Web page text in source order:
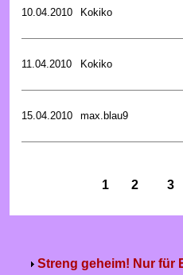
10.04.2010 Kokiko
11.04.2010 Kokiko
15.04.2010 max.blau9
1 2 3
Streng geheim! Nur für